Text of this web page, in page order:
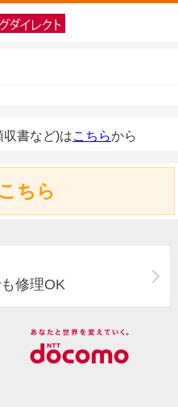
収書など)はこちらから
ちら
修理OK